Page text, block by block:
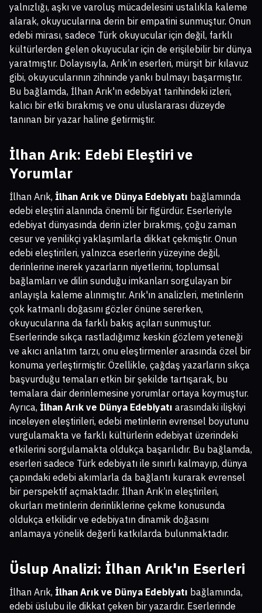
yalnızlığı, aşkı ve varoluş mücadelesini ustalıkla kaleme
alarak, okuyucularına derin bir empatini sunmuştur. Onun
edebi mirası, sadece Türk okuyucular için değil, farklı
kültürlerden gelen okuyucular için de erişilebilir bir dünya
yaratmıştır. Dolayısıyla, Arık’ın eserleri, mürşit bir kılavuz
gibi, okuyucularının zihninde yankı bulmayı başarmıştır.
Bu bağlamda, İlhan Arık'ın edebiyat tarihindeki izleri,
kalıcı bir etki bırakmış ve onu uluslararası düzeyde
tanınan bir yazar haline getirmiştir.
İlhan Arık: Edebi Eleştiri ve
Yorumlar
İlhan Arık, İlhan Arık ve Dünya Edebiyatı bağlamında
edebi eleştiri alanında önemli bir figürdür. Eserleriyle
edebiyat dünyasında derin izler bırakmış, çoğu zaman
cesur ve yenilikçi yaklaşımlarla dikkat çekmiştir. Onun
edebi eleştirileri, yalnızca eserlerin yüzeyine değil,
derinlerine inerek yazarların niyetlerini, toplumsal
bağlamları ve dilin sunduğu imkanları sorgulayan bir
anlayışla kaleme alınmıştır. Arık'ın analizleri, metinlerin
çok katmanlı doğasını gözler önüne sererken,
okuyucularına da farklı bakış açıları sunmuştur.
Eserlerinde sıkça rastladığımız keskin gözlem yeteneği
ve akıcı anlatım tarzı, onu eleştirmenler arasında özel bir
konuma yerleştirmiştir. Özellikle, çağdaş yazarların sıkça
başvurduğu temaları etkin bir şekilde tartışarak, bu
temalara dair derinlemesine yorumlar ortaya koymuştur.
Ayrıca, İlhan Arık ve Dünya Edebiyatı arasındaki ilişkiyi
inceleyen eleştirileri, edebi metinlerin evrensel boyutunu
vurgulamakta ve farklı kültürlerin edebiyat üzerindeki
etkilerini sorgulamakta oldukça başarılıdır. Bu bağlamda,
eserleri sadece Türk edebiyatı ile sınırlı kalmayıp, dünya
çapındaki edebi akımlarla da bağlantı kurarak evrensel
bir perspektif açmaktadır. İlhan Arık’ın eleştirileri,
okurları metinlerin derinliklerine çekme konusunda
oldukça etkilidir ve edebiyatın dinamik doğasını
anlamaya yönelik değerli katkılarda bulunmaktadır.
Üslup Analizi: İlhan Arık'ın Eserleri
İlhan Arık, İlhan Arık ve Dünya Edebiyatı bağlamında,
edebi üslubu ile dikkat çeken bir yazardır. Eserlerinde